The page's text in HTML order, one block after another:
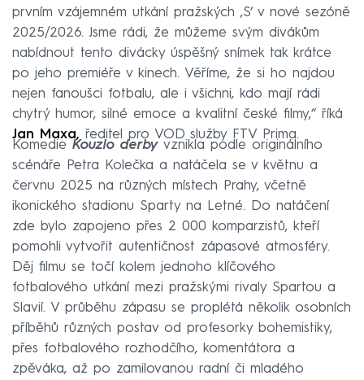
prvním vzájemném utkání pražských ‚S‘ v nové sezóně
2025/2026. Jsme rádi, že můžeme svým divákům
nabídnout tento divácky úspěšný snímek tak krátce
po jeho premiéře v kinech. Věříme, že si ho najdou
nejen fanoušci fotbalu, ale i všichni, kdo mají rádi
chytrý humor, silné emoce a kvalitní české filmy,“ říká
Jan Maxa, ředitel pro VOD služby FTV Prima.
Komedie Kouzlo derby vznikla podle originálního
scénáře Petra Kolečka a natáčela se v květnu a
červnu 2025 na různých místech Prahy, včetně
ikonického stadionu Sparty na Letné. Do natáčení
zde bylo zapojeno přes 2 000 komparzistů, kteří
pomohli vytvořit autentičnost zápasové atmosféry.
Děj filmu se točí kolem jednoho klíčového
fotbalového utkání mezi pražskými rivaly Spartou a
Slavií. V průběhu zápasu se proplétá několik osobních
příběhů různých postav od profesorky bohemistiky,
přes fotbalového rozhodčího, komentátora a
zpěváka, až po zamilovanou radní či mladého